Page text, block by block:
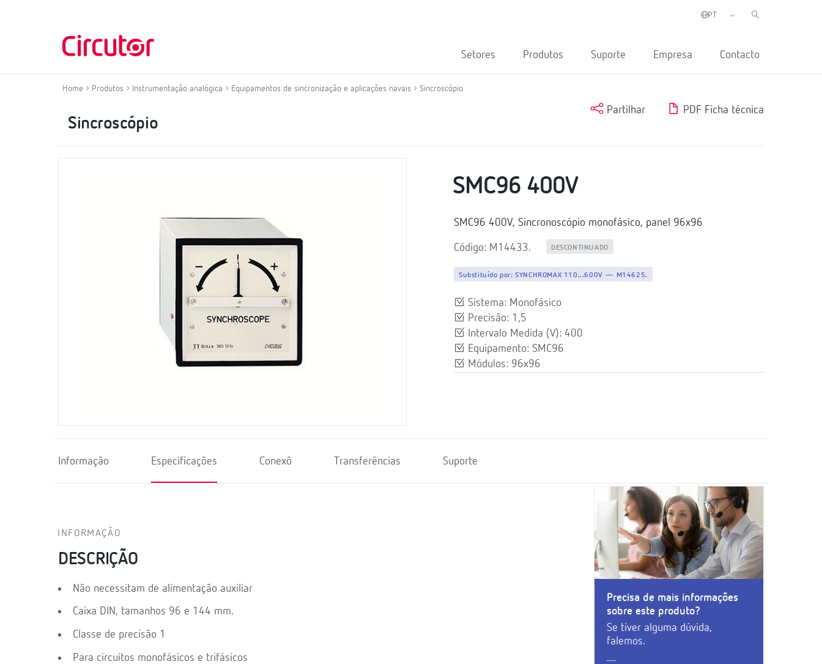
Setores Produtos Suporte Empresa Contacto
Home Produtos Instrumentação analógica Equipamentos de sincronização e aplicações navais Sincroscópio
Sincroscópio
Partilhar PDF Ficha técnica
SMC96 400V
SMC96 400V, Sincronoscópio monofásico, panel 96x96
Código: M14433. DESCONTINUADO
Substituído por: SYNCHROMAX 110...600V — M14625.
Sistema: Monofásico
Precisão: 1,5
Intervalo Medida (V): 400
Equipamento: SMC96
Módulos: 96x96
Informação Especificações Conexõ Transferências Suporte
INFORMAÇÃO
DESCRIÇÃO
Não necessitam de alimentação auxiliar
Caixa DIN, tamanhos 96 e 144 mm.
Classe de precisão 1
Para circuitos monofásicos e trifásicos
Precisa de mais informações
sobre este produto?
Se tiver alguma dúvida,
falemos.